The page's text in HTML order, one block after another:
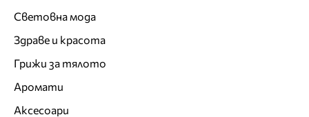
Световна мода
Здраве и красота
Грижи за тялото
Аромати
Аксесоари